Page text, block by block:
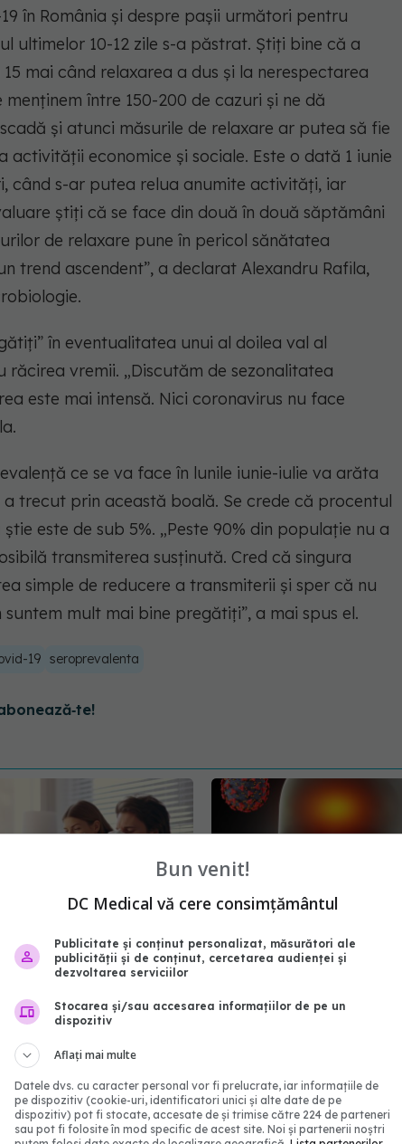
în România și despre pașii următori pentru
ultimelor 10-12 zile s-a păstrat. Știți bine că a
mai când relaxarea a dus și la nerespectarea
între 150-200 de cazuri și ne dă
și atunci măsurile de relaxare ar putea să fie
economice și sociale. Este o dată 1 iunie
când s-ar putea relua anumite activități, iar
știți că se face din două în două săptămâni
de relaxare pune în pericol sănătatea
trend ascendent”, a declarat Alexandru Rafila,
în eventualitatea unui al doilea val al
vremii. „Discutăm de sezonalitatea
este mai intensă. Nici coronavirus nu face
ce se va face în lunile iunie-iulie va arăta
trecut prin această boală. Se crede că procentul
este de sub 5%. „Peste 90% din populație nu a
transmiterea susținută. Cred că singura
simple de reducere a transmiterii și sper că nu
mult mai bine pregătiți”, a mai spus el.
19 seroprevalenta
Greșeala mortală pe
când suntem răciți.
Le luăm ca pe
Long COVID, impact
creierului
Bun venit!
DC Medical vă cere consimțământul
Publicitate și conținut personalizat, măsurători ale
publicității și de conținut, cercetarea audienței și
dezvoltarea serviciilor
Stocarea și/sau accesarea informațiilor de pe un
dispozitiv
Aflați mai multe
Datele dvs. cu caracter personal vor fi prelucrate, iar informațiile de
pe dispozitiv (cookie-uri, identificatori unici și alte date de pe
dispozitiv) pot fi stocate, accesate de și trimise către 224 de parteneri
sau pot fi folosite în mod specific de acest site. Noi și partenerii noștri